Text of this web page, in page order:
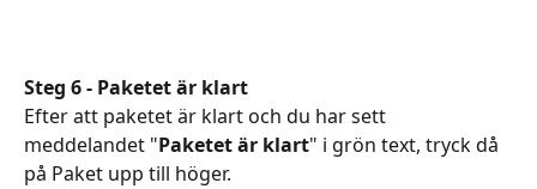
Steg 6 - Paketet är klart
Efter att paketet är klart och du har sett
meddelandet "Paketet är klart" i grön text, tryck då
på Paket upp till höger.